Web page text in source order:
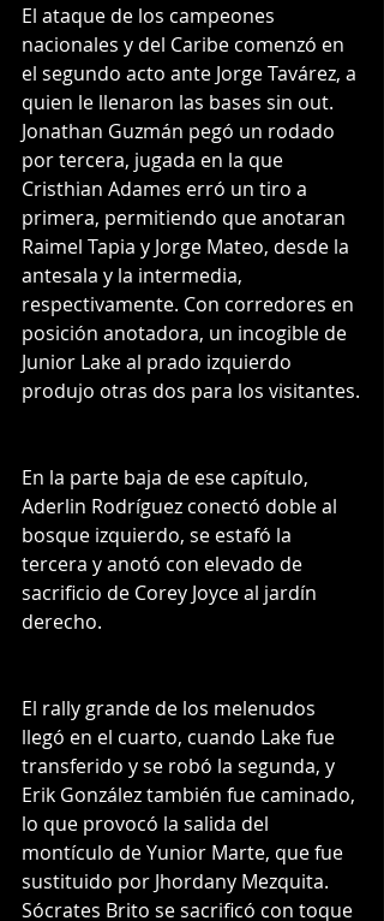
El ataque de los campeones
nacionales y del Caribe comenzó en
el segundo acto ante Jorge Tavárez, a
quien le llenaron las bases sin out.
Jonathan Guzmán pegó un rodado
por tercera, jugada en la que
Cristhian Adames erró un tiro a
primera, permitiendo que anotaran
Raimel Tapia y Jorge Mateo, desde la
antesala y la intermedia,
respectivamente. Con corredores en
posición anotadora, un incogible de
Junior Lake al prado izquierdo
produjo otras dos para los visitantes.
En la parte baja de ese capítulo,
Aderlin Rodríguez conectó doble al
bosque izquierdo, se estafó la
tercera y anotó con elevado de
sacrificio de Corey Joyce al jardín
derecho.
El rally grande de los melenudos
llegó en el cuarto, cuando Lake fue
transferido y se robó la segunda, y
Erik González también fue caminado,
lo que provocó la salida del
montículo de Yunior Marte, que fue
sustituido por Jhordany Mezquita.
Sócrates Brito se sacrificó con toque